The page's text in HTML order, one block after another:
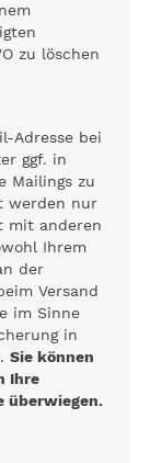
zu löschen
Adresse bei
ggf. in
Mailings zu
werden nur
mit anderen
Ihrem
der
Versand
im Sinne
in
Sie können
Ihre
überwiegen.